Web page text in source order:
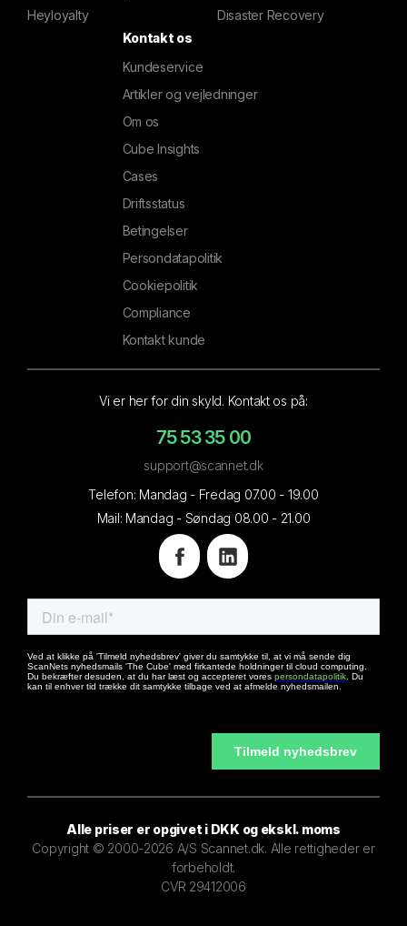
Heyloyalty
Disaster Recovery
Kontakt os
Kundeservice
Artikler og vejledninger
Om os
Cube Insights
Cases
Driftsstatus
Betingelser
Persondatapolitik
Cookiepolitik
Compliance
Kontakt kunde
Vi er her for din skyld. Kontakt os på:
75 53 35 00
support@scannet.dk
Telefon: Mandag - Fredag 07.00 - 19.00
Mail: Mandag - Søndag 08.00 - 21.00
Alle priser er opgivet i DKK og ekskl. moms
Copyright © 2000-2026 A/S Scannet.dk. Alle rettigheder er
forbeholdt.
CVR 29412006